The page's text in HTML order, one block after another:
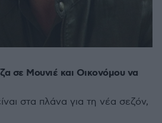
σε Μουνιέ και Οικονόμου να
στα πλάνα για τη νέα σεζόν,